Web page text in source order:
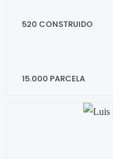
520 CONSTRUIDO
15.000 PARCELA